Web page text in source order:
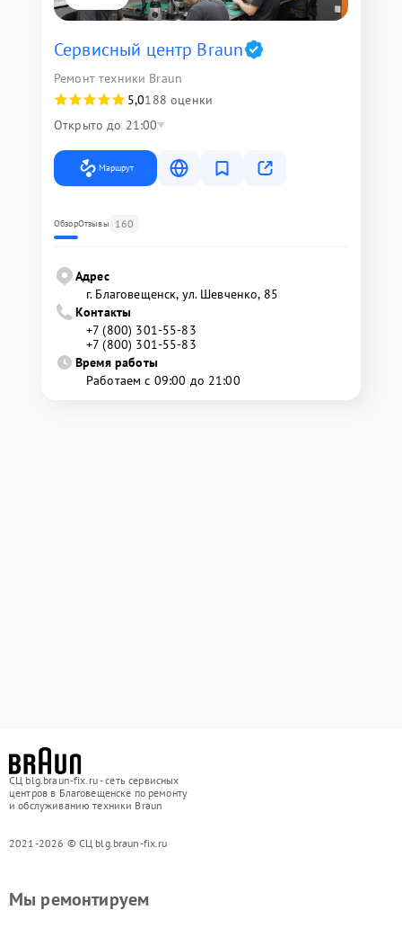
Сервисный центр Braun
Ремонт техники Braun
5,0188 оценки
Открыто до 21:00
Маршрут
ОбзорОтзывы 160
Адрес
г. Благовещенск, ул. Шевченко, 85
Контакты
+7 (800) 301-55-83
+7 (800) 301-55-83
Время работы
Работаем с 09:00 до 21:00
СЦ blg.braun-fix.ru - сеть сервисных
центров в Благовещенске по ремонту
и обслуживанию техники Braun
2021-2026 © СЦ blg.braun-fix.ru
Мы ремонтируем